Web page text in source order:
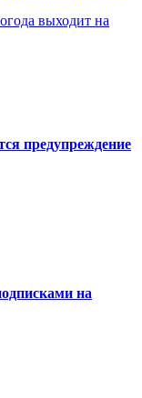
выходит на
предупреждение
на